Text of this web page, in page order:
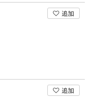
追加
追加